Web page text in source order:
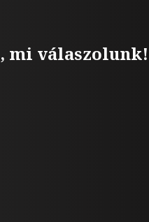
mi válaszolunk!